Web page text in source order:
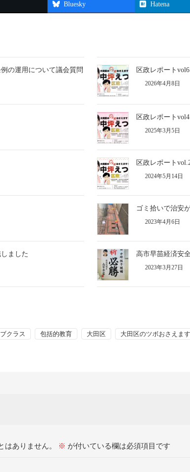
Bluesky Hatena
の運用について議会質問
区政レポートvol6
2026年4月8日
区政レポートvol4
2025年3月5日
区政レポート
2024年5月14日
ゴミ拾いで治安
2023年4月6日
ました 高市早苗経済安
2023年3月27日
クラス 包括的教育 大田区 大田区のツボおさえます
ありません。 ※ が付いている欄は必須項目です